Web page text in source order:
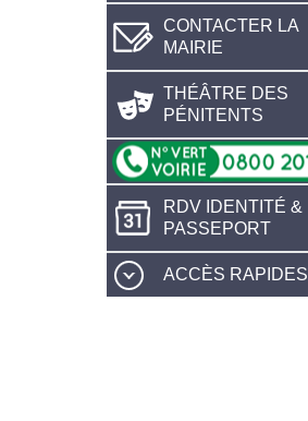
CONTACTER LA
MAIRIE
THÉÂTRE DES
PÉNITENTS
RDV IDENTITÉ &
PASSEPORT
ACCÈS RAPIDES